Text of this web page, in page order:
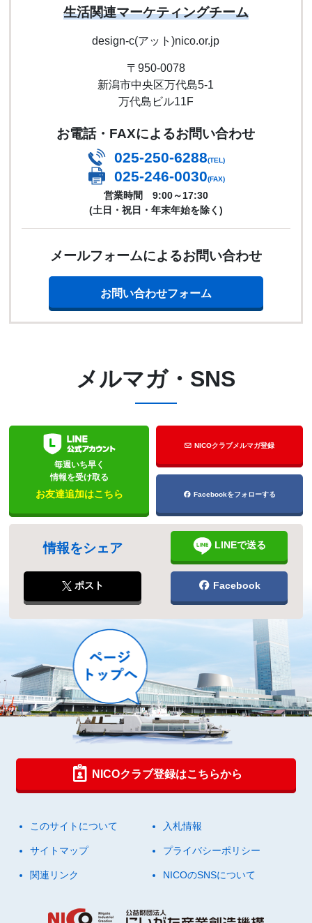
生活関連マーケティングチーム
design-c(アット)nico.or.jp
〒950-0078
新潟市中央区万代島5-1
万代島ビル11F
お電話・FAXによるお問い合わせ
025-250-6288(TEL)
025-246-0030(FAX)
営業時間 9:00～17:30
(土日・祝日・年末年始を除く)
メールフォームによるお問い合わせ
お問い合わせフォーム
メルマガ・SNS
毎週いち早く
情報を受け取る
お友達追加はこちら
NICOクラブメルマガ登録
Facebookをフォローする
情報をシェア LINEで送る
ポスト Facebook
NICOクラブ登録はこちらから
このサイトについて 入札情報
サイトマップ プライバシーポリシー
関連リンク NICOのSNSについて